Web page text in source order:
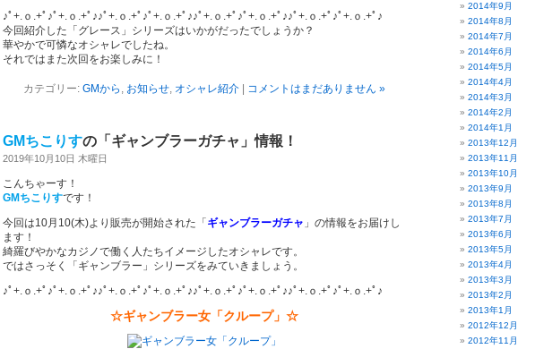
♪ﾟ+.ｏ.+ﾟ♪ﾟ+.ｏ.+ﾟ♪♪ﾟ+.ｏ.+ﾟ♪ﾟ+.ｏ.+ﾟ♪♪ﾟ+.ｏ.+ﾟ♪ﾟ+.ｏ.+ﾟ♪♪ﾟ+.ｏ.+ﾟ♪ﾟ+.ｏ.+ﾟ♪
今回紹介した「グレース」シリーズはいかがだったでしょうか？
華やかで可憐なオシャレでしたね。
それではまた次回をお楽しみに！
カテゴリー: GMから , お知らせ, オシャレ紹介 コメントはまだありません »
GMちこりすの「ギャンブラーガチャ」情報！
2019年10月10日 木曜日
こんちゃーす！
GMちこりすです！
今回は10月10(木)より販売が開始された「 ギャンブラーガチャ 」の情報をお届けし
ます！
綺羅びやかなカジノで働く人たちイメージしたオシャレです。
ではさっそく「ギャンブラー」シリーズをみていきましょう。
♪ﾟ+.ｏ.+ﾟ♪ﾟ+.ｏ.+ﾟ♪♪ﾟ+.ｏ.+ﾟ♪ﾟ+.ｏ.+ﾟ♪♪ﾟ+.ｏ.+ﾟ♪ﾟ+.ｏ.+ﾟ♪♪ﾟ+.ｏ.+ﾟ♪ﾟ+.ｏ.+ﾟ♪
☆ギャンブラー女「クループ」☆
2014年9月
2014年8月
2014年7月
2014年6月
2014年5月
2014年4月
2014年3月
2014年2月
2014年1月
2013年12月
2013年11月
2013年10月
2013年9月
2013年8月
2013年7月
2013年6月
2013年5月
2013年4月
2013年3月
2013年2月
2013年1月
2012年12月
2012年11月